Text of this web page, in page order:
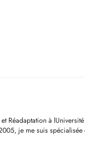
Réadaptation à
je me suis spécialisée